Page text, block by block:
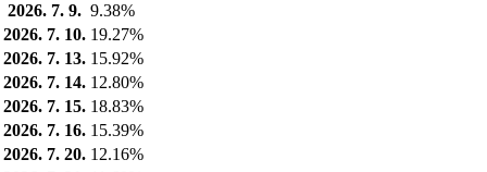
2026. 7. 9. 9.38%
2026. 7. 10. 19.27%
2026. 7. 13. 15.92%
2026. 7. 14. 12.80%
2026. 7. 15. 18.83%
2026. 7. 16. 15.39%
2026. 7. 20. 12.16%